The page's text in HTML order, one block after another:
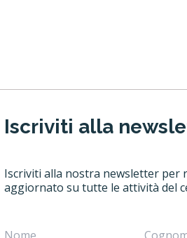
Iscriviti alla
Iscriviti alla nostra newsletter per
aggiornato su tutte le attività del